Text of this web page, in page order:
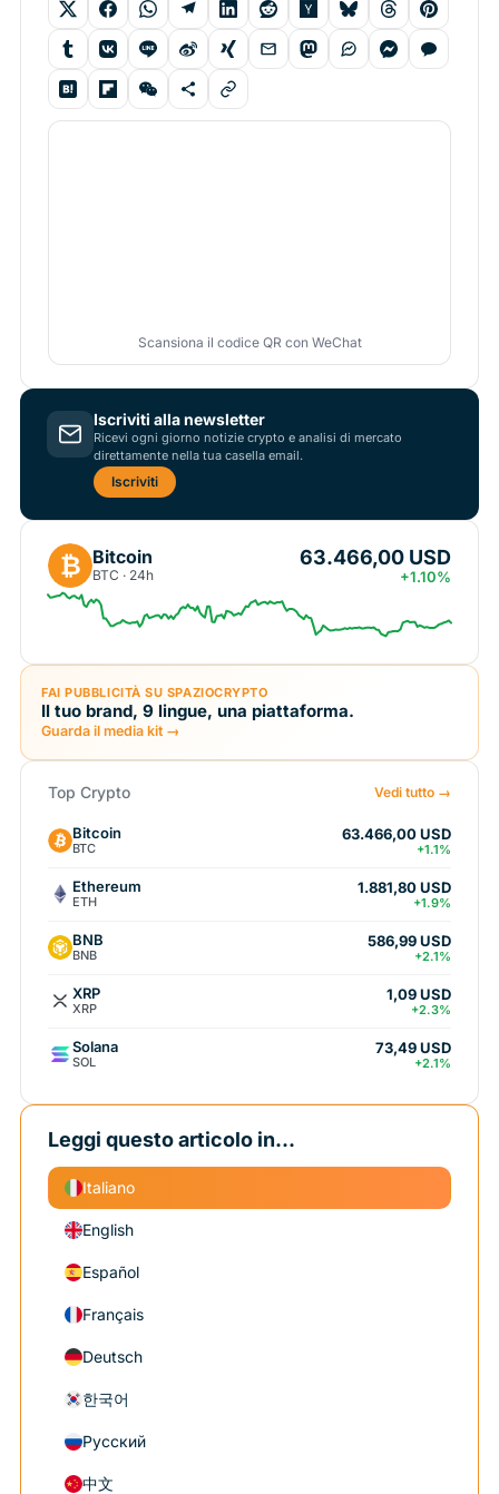
Scansiona il codice QR con WeChat
Iscriviti alla newsletter
Ricevi ogni giorno notizie crypto e analisi di mercato
direttamente nella tua casella email.
Iscriviti
₿ Bitcoin
BTC · 24h
63.466,00 USD
+1.10%
FAI PUBBLICITÀ SU SPAZIOCRYPTO
Il tuo brand, 9 lingue, una piattaforma.
Guarda il media kit →
Top Crypto Vedi tutto →
Bitcoin
BTC
63.466,00 USD
+1.1%
Ethereum
ETH
1.881,80 USD
+1.9%
BNB
BNB
586,99 USD
+2.1%
XRP
XRP
1,09 USD
+2.3%
Solana
SOL
73,49 USD
+2.1%
Leggi questo articolo in...
Italiano
English
Español
Français
Deutsch
한국어
Русский
中文